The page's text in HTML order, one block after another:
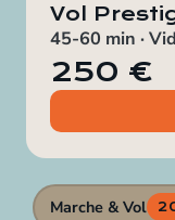
Vol
45-60 min ·
250 €
Marche & Vol